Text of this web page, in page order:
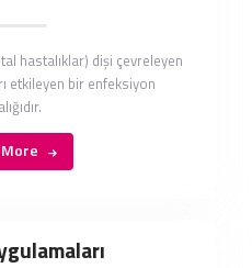
hastalıklar) dişi çevreleyen
etkileyen bir enfeksiyon